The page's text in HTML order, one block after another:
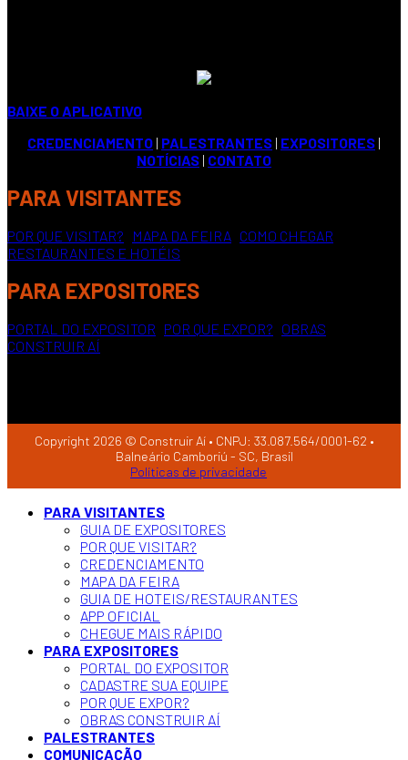
BAIXE O APLICATIVO
CREDENCIAMENTO | PALESTRANTES | EXPOSITORES |
NOTÍCIAS | CONTATO
PARA VISITANTES
POR QUE VISITAR? MAPA DA FEIRA COMO CHEGAR
RESTAURANTES E HOTÉIS
PARA EXPOSITORES
PORTAL DO EXPOSITOR POR QUE EXPOR? OBRAS
CONSTRUIR AÍ
Copyright 2026 © Construir Aí • CNPJ: 33.087.564/0001-62 •
Balneário Camboriú - SC, Brasil
Políticas de privacidade
PARA VISITANTES
GUIA DE EXPOSITORES
POR QUE VISITAR?
CREDENCIAMENTO
MAPA DA FEIRA
GUIA DE HOTEIS/RESTAURANTES
APP OFICIAL
CHEGUE MAIS RÁPIDO
PARA EXPOSITORES
PORTAL DO EXPOSITOR
CADASTRE SUA EQUIPE
POR QUE EXPOR?
OBRAS CONSTRUIR AÍ
PALESTRANTES
COMUNICAÇÃO